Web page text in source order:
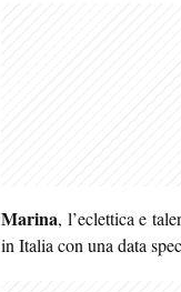
Marina, l’eclettica e
in Italia con una data